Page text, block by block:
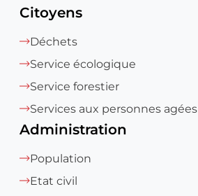
Citoyens
Déchets
Service écologique
Service forestier
Services aux personnes agées
Administration
Population
Etat civil